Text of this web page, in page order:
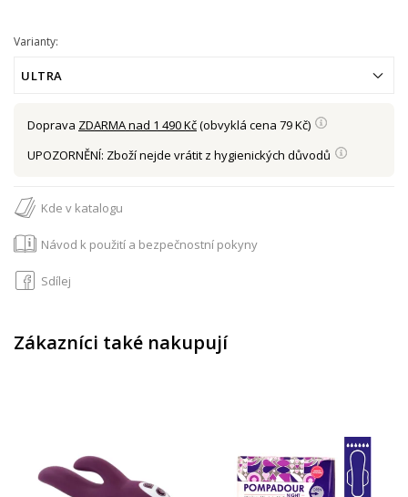
Varianty:
ULTRA
Doprava ZDARMA nad 1 490 Kč(obvyklá cena 79 Kč)
UPOZORNĚNÍ: Zboží nejde vrátit z hygienických důvodů
Kde v katalogu
Návod k použití a bezpečnostní pokyny
Sdílej
Zákazníci také nakupují